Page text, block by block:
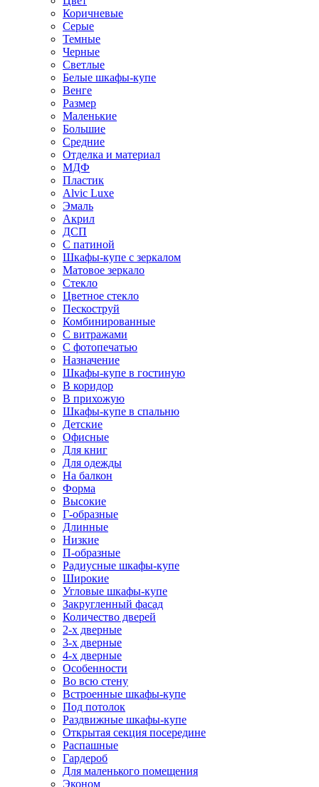
Коричневые
Серые
Темные
Черные
Светлые
Белые шкафы-купе
Венге
Размер
Маленькие
Большие
Средние
Отделка и материал
МДФ
Пластик
Alvic Luxe
Эмаль
Акрил
ДСП
С патиной
Шкафы-купе с зеркалом
Матовое зеркало
Стекло
Цветное стекло
Пескоструй
Комбинированные
С витражами
С фотопечатью
Назначение
Шкафы-купе в гостиную
В коридор
В прихожую
Шкафы-купе в спальню
Детские
Офисные
Для книг
Для одежды
На балкон
Форма
Высокие
Г-образные
Длинные
Низкие
П-образные
Радиусные шкафы-купе
Широкие
Угловые шкафы-купе
Закругленный фасад
Количество дверей
2-х дверные
3-х дверные
4-х дверные
Особенности
Во всю стену
Встроенные шкафы-купе
Под потолок
Раздвижные шкафы-купе
Открытая секция посередине
Распашные
Гардероб
Для маленького помещения
Эконом